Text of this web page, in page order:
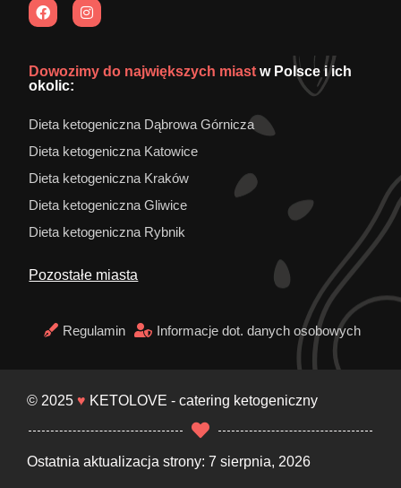
Dowozimy do największych miast w Polsce i ich
okolic:
Dieta ketogeniczna Dąbrowa Górnicza
Dieta ketogeniczna Katowice
Dieta ketogeniczna Kraków
Dieta ketogeniczna Gliwice
Dieta ketogeniczna Rybnik
Pozostałe miasta
Regulamin Informacje dot. danych osobowych
© 2025♥ KETOLOVE - catering ketogeniczny
Ostatnia aktualizacja strony: 7 sierpnia, 2026